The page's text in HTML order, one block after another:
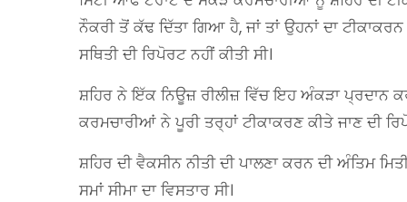
ਨੌਕਰੀ ਤੋਂ ਕੱਢ ਦਿੱਤਾ ਗਿਆ ਹੈ, ਜਾਂ ਤਾਂ ਉਹਨਾਂ ਦਾ
ਸਥਿਤੀ ਦੀ ਰਿਪੋਰਟ ਨਹੀਂ ਕੀਤੀ ਸੀ।
ਸ਼ਹਿਰ ਨੇ ਇੱਕ ਨਿਊਜ਼ ਰੀਲੀਜ਼ ਵਿੱਚ ਇਹ ਅੰਕੜਾ ਪ੍ਰਦਾਨ
ਕਰਮਚਾਰੀਆਂ ਨੇ ਪੂਰੀ ਤਰ੍ਹਾਂ ਟੀਕਾਕਰਣ ਕੀਤੇ ਜਾਣ ਦੀ
ਸ਼ਹਿਰ ਦੀ ਵੈਕਸੀਨ ਨੀਤੀ ਦੀ ਪਾਲਣਾ ਕਰਨ ਦੀ ਅੰਤਿਮ
ਸਮਾਂ ਸੀਮਾ ਦਾ ਵਿਸਤਾਰ ਸੀ।